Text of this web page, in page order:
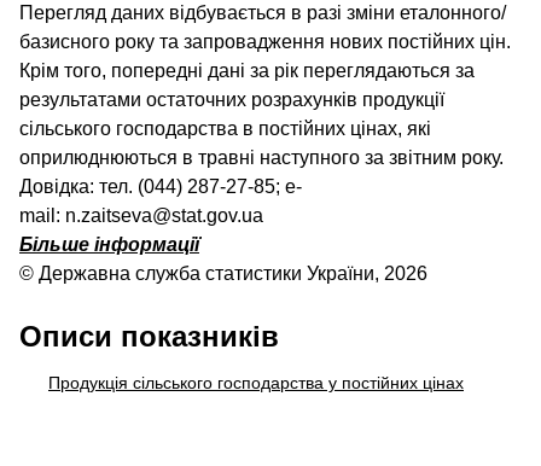
Перегляд даних відбувається в разі зміни еталонного/
базисного року та запровадження нових постійних цін.
Крім того, попередні дані за рік переглядаються за
результатами остаточних розрахунків продукції
сільського господарства в постійних цінах, які
оприлюднюються в травні наступного за звітним року.
Довідка: тел. (044) 287-27-85; e-
mail: n.zaitseva@stat.gov.ua
Більше інформації
© Державна служба статистики України, 2026
Описи показників
Продукція сільського господарства у постійних цінах